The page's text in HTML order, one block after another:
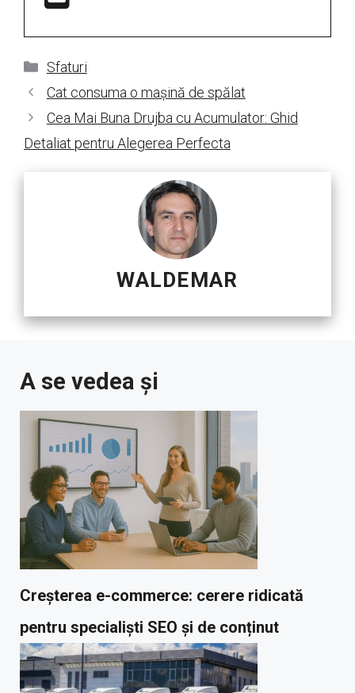
Categorii
Sfaturi
Cat consuma o mașină de spălat
Cea Mai Buna Drujba cu Acumulator: Ghid
Detaliat pentru Alegerea Perfecta
WALDEMAR
A se vedea și
Creșterea e-commerce: cerere ridicată
pentru specialiști SEO și de conținut